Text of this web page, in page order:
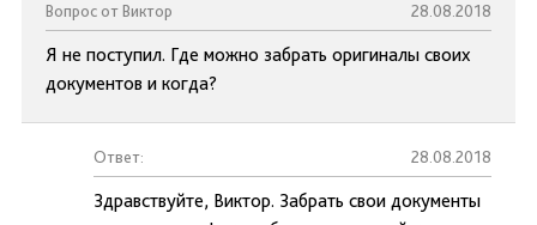
Вопрос от Виктор 28.08.2018
Я не поступил. Где можно забрать оригиналы своих
документов и когда?
Ответ: 28.08.2018
Здравствуйте, Виктор. Забрать свои документы